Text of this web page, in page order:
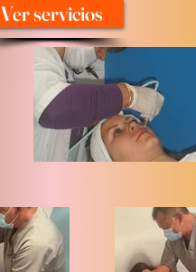
Ver servicios